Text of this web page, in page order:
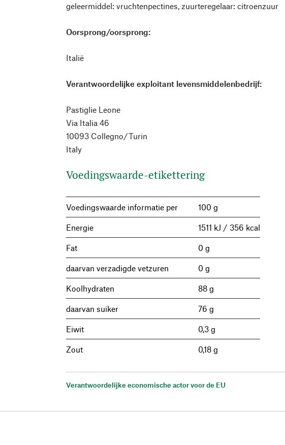
geleermiddel: vruchtenpectines, zuurteregelaar: citroenzuur
Oorsprong/oorsprong:
Italië
Verantwoordelijke exploitant levensmiddelenbedrijf:
Pastiglie Leone
Via Italia 46
10093 Collegno/Turin
Italy
Voedingswaarde-etikettering
Voedingswaarde informatie per 100 g
Energie 1511 kJ / 356 kcal
Fat 0 g
daarvan verzadigde vetzuren 0 g
Koolhydraten 88 g
daarvan suiker 76 g
Eiwit 0,3 g
Zout 0,18 g
Verantwoordelijke economische actor voor de EU